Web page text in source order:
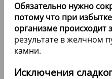
Обязательно нужно
потому что при
организме происходит
результате в желчном
камни.
Исключения